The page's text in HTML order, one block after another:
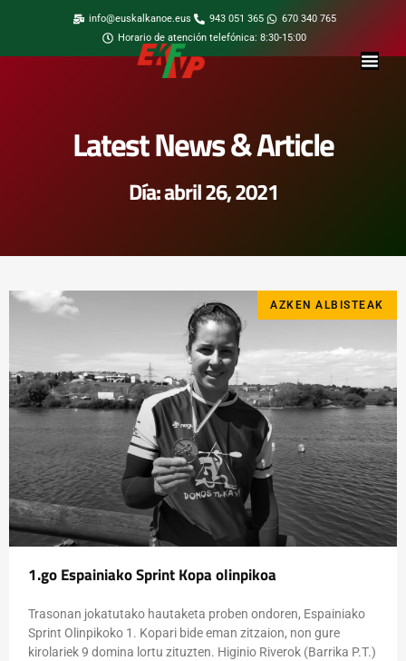
info@euskalkanoe.eus 943 051 365
670 340 765
Horario de atención telefónica: 8:30-15:00
Latest News & Article
Día: abril 26, 2021
AZKEN ALBISTEAK
1.go Espainiako Sprint Kopa olinpikoa
Trasonan jokatutako hautaketa proben ondoren, Espainiako
Sprint Olinpikoko 1. Kopari bide eman zitzaion, non gure
kirolariek 9 domina lortu zituzten. Higinio Riverok (Barrika P.T.)